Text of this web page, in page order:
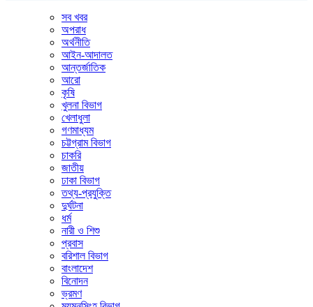
সব খবর
অপরাধ
অর্থনীতি
আইন-আদালত
আন্তর্জাতিক
আরো
কৃষি
খুলনা বিভাগ
খেলাধুলা
গণমাধ্যম
চট্টগ্রাম বিভাগ
চাকরি
জাতীয়
ঢাকা বিভাগ
তথ্য-প্রযুক্তি
দুর্ঘটনা
ধর্ম
নারী ও শিশু
প্রবাস
বরিশাল বিভাগ
বাংলাদেশ
বিনোদন
ভ্রমণ